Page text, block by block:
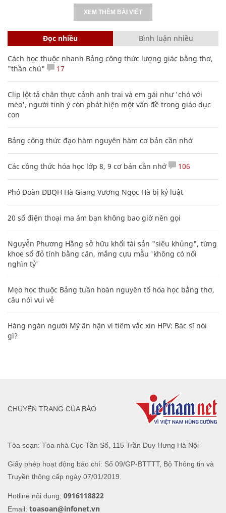
XEM THÊM BÀI VIẾT
Đọc nhiều Bình luận nhiều
Cách học thuộc nhanh Bảng công thức lượng giác bằng thơ,
"thần chú"
17
Clip lột tả chân thực cảnh anh trai và em gái như 'chó với
mèo', người tinh ý còn phát hiện một vấn đề trong giáo dục
con
Bảng công thức đạo hàm nguyên hàm cơ bản cần nhớ
Các công thức hóa học lớp 8, 9 cơ bản cần nhớ 106
Phó Đoàn ĐBQH Hà Giang Vương Ngọc Hà bị kỷ luật
20 số điện thoại ma ám bạn không bao giờ nên gọi
Nguyễn Phương Hằng sở hữu khối tài sản "siêu khủng", từng
khoe sổ đỏ tính bằng cân, mắng cựu mẫu 'không có nổi
nghìn tỷ'
Mẹo học thuộc Bảng tuần hoàn nguyên tố hóa học bằng thơ,
câu nói vui vẻ
Hàng ngàn người Mỹ ân hận vì tiêm vắc xin HPV: Bác sĩ nói
gì?
Tòa soạn: Tòa nhà Cục Tần Số, 115 Trần Duy Hưng Hà Nội
Giấy phép hoạt động báo chí: Số 09/GP-BTTTT, Bộ Thông tin và
Truyền thông cấp ngày 07/01/2019.
Hotline nội dung: 0916118822
Email: toasoan@infonet.vn
CHUYÊN TRANG CỦA BÁO